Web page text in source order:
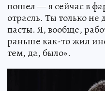
пошел — я сейчас в
отрасль. Ты только
пасты. Я, вообще,
раньше как-то жил
тем, да, было».